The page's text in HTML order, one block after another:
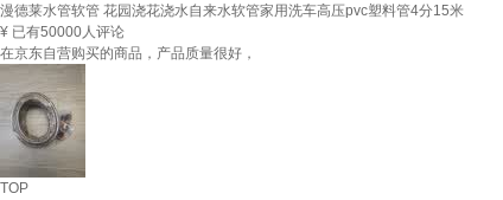
漫德莱水管软管 花园浇花浇水自来水软管家用洗车高压pvc塑料管4分15米
¥ 已有50000人评论
在京东自营购买的商品，产品质量很好，
TOP